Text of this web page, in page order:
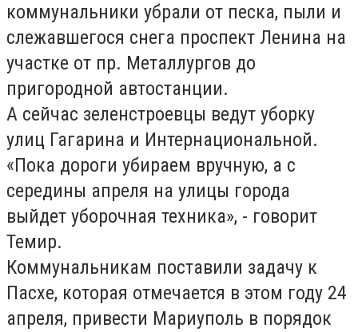
коммунальники убрали от песка, пыли и
слежавшегося снега проспект Ленина на
участке от пр. Металлургов до
пригородной автостанции.
А сейчас зеленстроевцы ведут уборку
улиц Гагарина и Интернациональной.
«Пока дороги убираем вручную, а с
середины апреля на улицы города
выйдет уборочная техника», - говорит
Темир.
Коммунальникам поставили задачу к
Пасхе, которая отмечается в этом году 24
апреля, привести Мариуполь в порядок